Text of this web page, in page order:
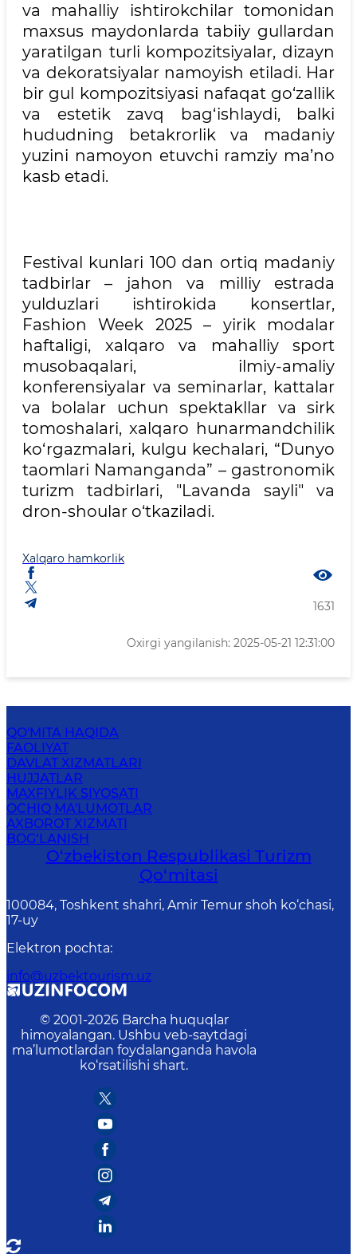
va mahalliy ishtirokchilar tomonidan
maxsus maydonlarda tabiiy gullardan
yaratilgan turli kompozitsiyalar, dizayn
va dekoratsiyalar namoyish etiladi. Har
bir gul kompozitsiyasi nafaqat go‘zallik
va estetik zavq bag‘ishlaydi, balki
hududning betakrorlik va madaniy
yuzini namoyon etuvchi ramziy ma’no
kasb etadi.
Festival kunlari 100 dan ortiq madaniy
tadbirlar – jahon va milliy estrada
yulduzlari ishtirokida konsertlar,
Fashion Week 2025 – yirik modalar
haftaligi, xalqaro va mahalliy sport
musobaqalari, ilmiy-amaliy
konferensiyalar va seminarlar, kattalar
va bolalar uchun spektakllar va sirk
tomoshalari, xalqaro hunarmandchilik
ko‘rgazmalari, kulgu kechalari, “Dunyo
taomlari Namanganda” – gastronomik
turizm tadbirlari, "Lavanda sayli" va
dron-shoular o‘tkaziladi.
Xalqaro hamkorlik
1631
Oxirgi yangilanish: 2025-05-21 12:31:00
QO'MITA HAQIDA
FAOLIYAT
DAVLAT XIZMATLARI
HUJJATLAR
MAXFIYLIK SIYOSATI
OCHIQ MA'LUMOTLAR
AXBOROT XIZMATI
BOG‘LANISH
O‘zbekiston Respublikasi Turizm
Qo‘mitasi
100084, Toshkent shahri, Amir Temur shoh ko‘chasi,
17-uy
Elektron pochta:
info@uzbektourism.uz
© 2001-2026 Barcha huquqlar
himoyalangan. Ushbu veb-saytdagi
ma’lumotlardan foydalanganda havola
ko‘rsatilishi shart.